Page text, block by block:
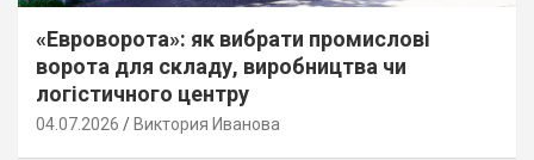
«Евроворота»: як вибрати промислові
ворота для складу, виробництва чи
логістичного центру
04.07.2026 Виктория Иванова